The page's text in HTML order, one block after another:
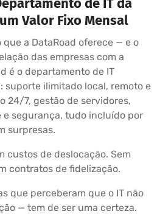
de IT da
Valor Fixo Mensal
a DataRoad oferece — e o
das empresas com a
é o departamento de IT
suporte ilimitado local, remoto e
24/7, gestão de servidores,
e segurança, tudo incluído por
surpresas.
custos de deslocação. Sem
contratos de fidelização.
que perceberam que o IT não
— tem de ser uma certeza.